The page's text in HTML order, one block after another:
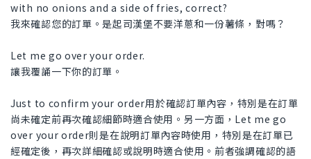
with no onions and a side of fries, correct?
我來確認您的訂單。是起司漢堡不要洋蔥和一份薯條，對嗎？
Let me go over your order.
讓我覆誦一下你的訂單。
Just to confirm your order用於確認訂單內容，特別是在訂單
尚未確定前再次確認細節時適合使用。另一方面，Let me go
over your order則是在說明訂單內容時使用，特別是在訂單已
經確定後，再次詳細確認或說明時適合使用。前者強調確認的語